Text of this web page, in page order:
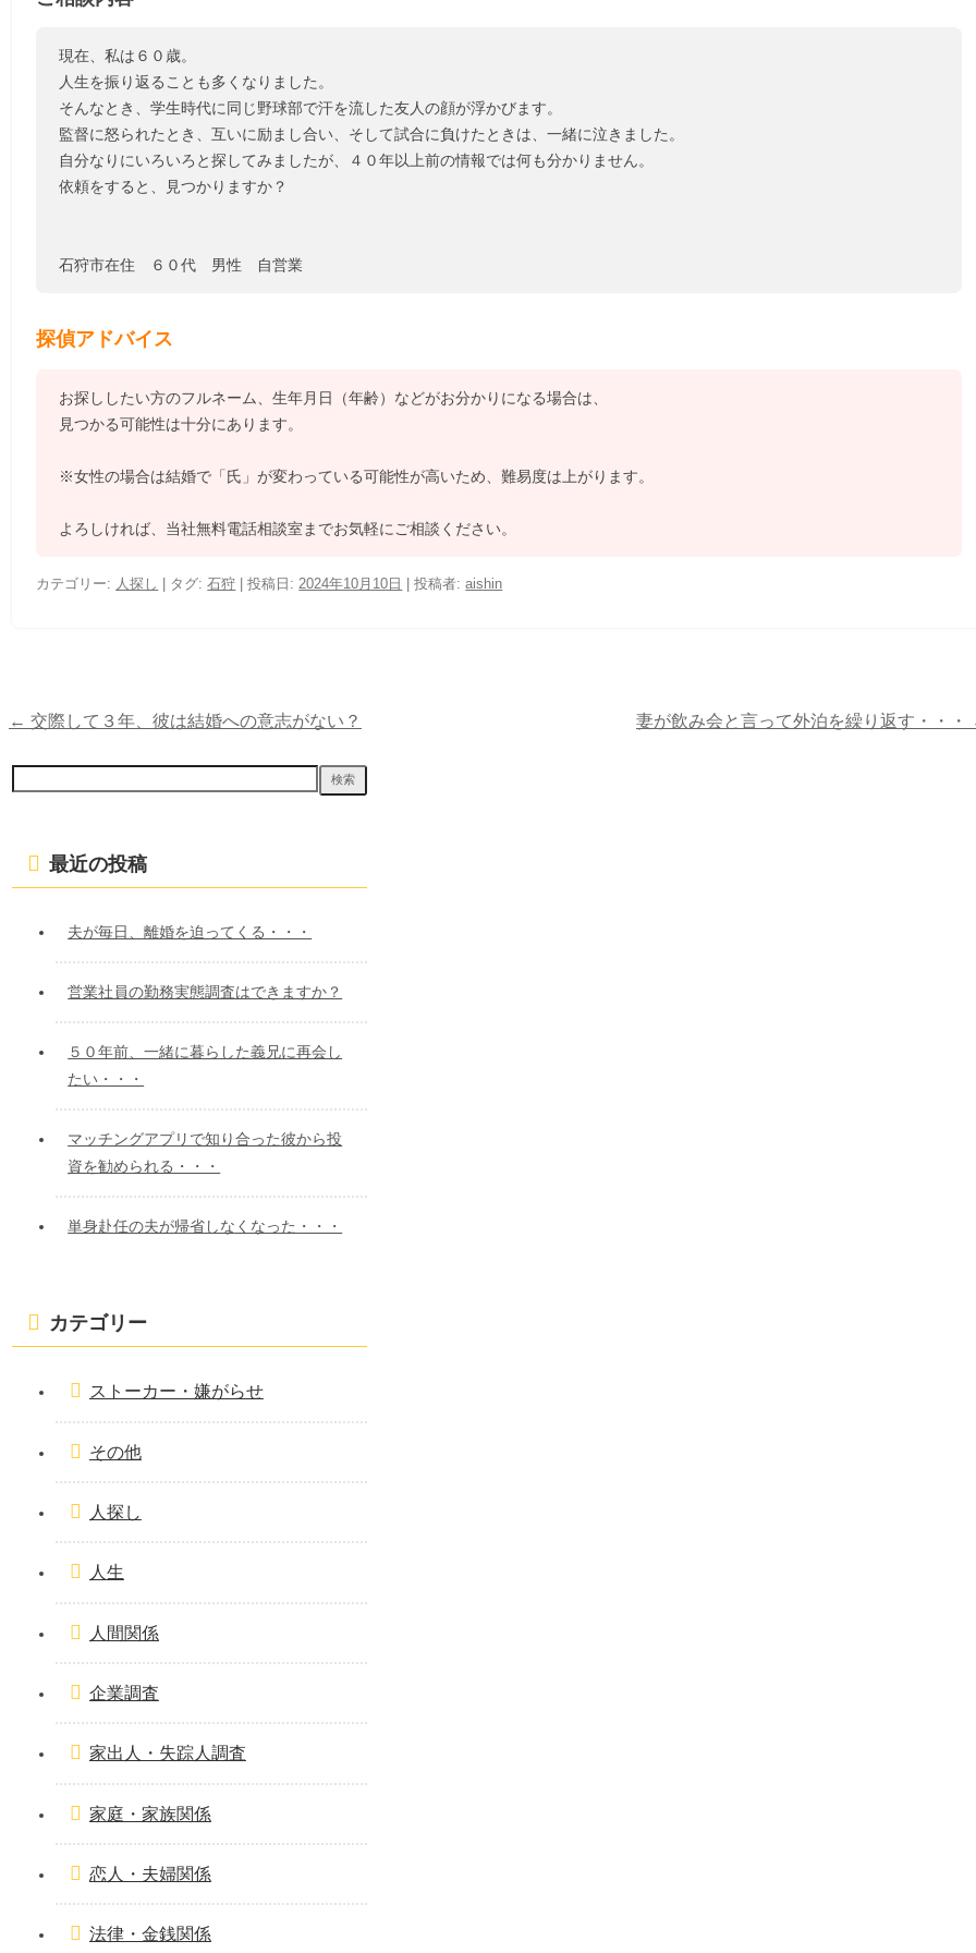
現在、私は６０歳。
人生を振り返ることも多くなりました。
そんなとき、学生時代に同じ野球部で汗を流した友人の顔が浮かびます。
監督に怒られたとき、互いに励まし合い、そして試合に負けたときは、一緒に泣きました。
自分なりにいろいろと探してみましたが、４０年以上前の情報では何も分かりません。
依頼をすると、見つかりますか？
石狩市在住 ６０代 男性 自営業
探偵アドバイス
お探ししたい方のフルネーム、生年月日（年齢）などがお分かりになる場合は、
見つかる可能性は十分にあります。
※女性の場合は結婚で「氏」が変わっている可能性が高いため、難易度は上がります。
よろしければ、当社無料電話相談室までお気軽にご相談ください。
カテゴリー: 人探し | タグ:石狩 | 投稿日: 2024年10月10日 |投稿者:aishin
稿
← 交際して３年、彼は結婚への意志がない？ 妻が飲み会と言って外泊を繰り返す・・・
最近の投稿
夫が毎日、離婚を迫ってくる・・・
営業社員の勤務実態調査はできますか？
５０年前、一緒に暮らした義兄に再会し
たい・・・
マッチングアプリで知り合った彼から投
資を勧められる・・・
単身赴任の夫が帰省しなくなった・・・
カテゴリー
ストーカー・嫌がらせ
その他
人探し
人生
人間関係
企業調査
家出人・失踪人調査
家庭・家族関係
恋人・夫婦関係
法律・金銭関係